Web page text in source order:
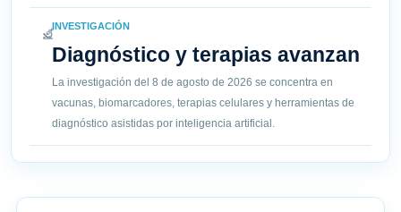
INVESTIGACIÓN
Diagnóstico y terapias avanzan
La investigación del 8 de agosto de 2026 se concentra en
vacunas, biomarcadores, terapias celulares y herramientas de
diagnóstico asistidas por inteligencia artificial.